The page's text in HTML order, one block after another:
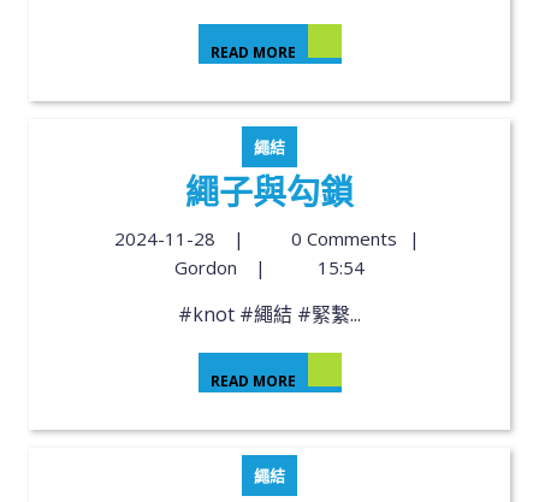
READ MORE
繩結
繩子與勾鎖
2024-11-28 | 0 Comments
|
Gordon
| 15:54
#knot #繩結 #緊繫...
READ MORE
繩結